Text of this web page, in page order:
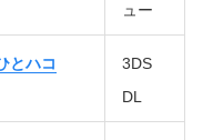
ュー
とハコ
3DS
DL